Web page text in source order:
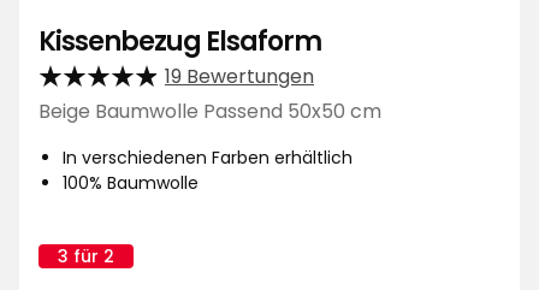
Kissenbezug Elsaform
19 Bewertungen
Beige Baumwolle Passend 50x50 cm
In verschiedenen Farben erhältlich
100% Baumwolle
Kampagnenname:
3 für 2